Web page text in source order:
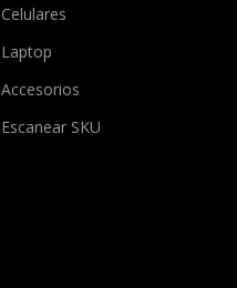
Celulares
Laptop
Accesorios
Escanear SKU